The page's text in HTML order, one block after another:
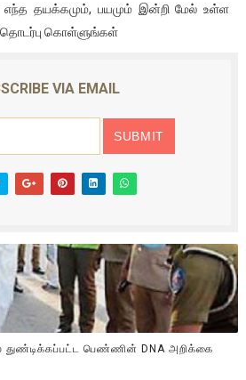
எந்த தயக்கமும், பயமும் இன்றி மேல் உள்ள
தொடர்பு கொள்ளுங்கள்
VIA EMAIL
துண்டிக்கப்பட்ட பெண்ணின் DNA அறிக்கை